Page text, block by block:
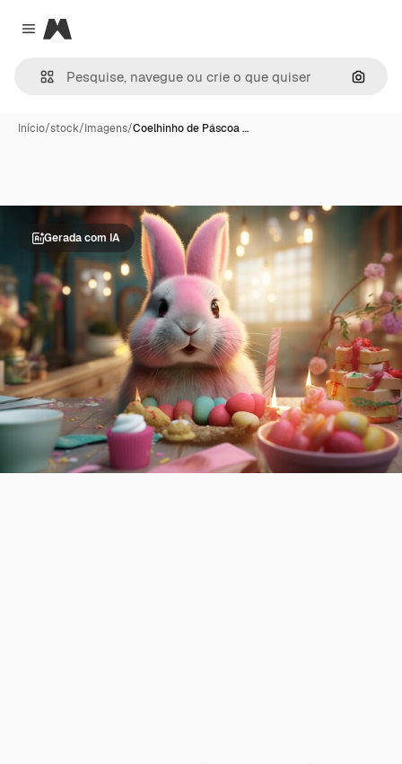
Close menu
Magnific
Início/stock/Imagens/Coelhinho de Páscoa …
Gerada com IA